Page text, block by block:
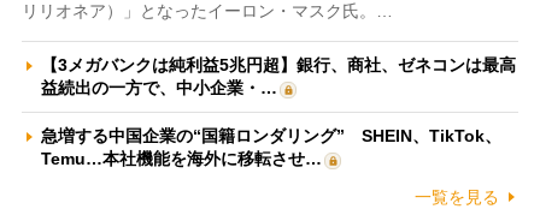
リリオネア）」となったイーロン・マスク氏。…
【3メガバンクは純利益5兆円超】銀行、商社、ゼネコンは最高
益続出の一方で、中小企業・…
急増する中国企業の“国籍ロンダリング” SHEIN、TikTok、
Temu…本社機能を海外に移転させ…
一覧を見る